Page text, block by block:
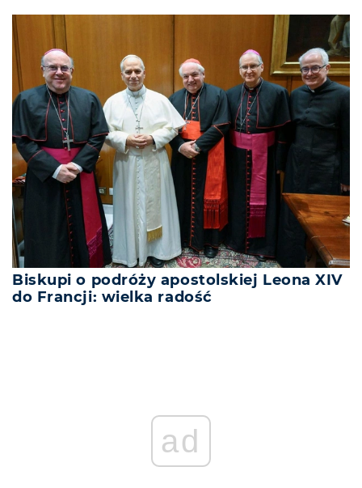
Biskupi o podróży apostolskiej Leona XIV
do Francji: wielka radość
ad